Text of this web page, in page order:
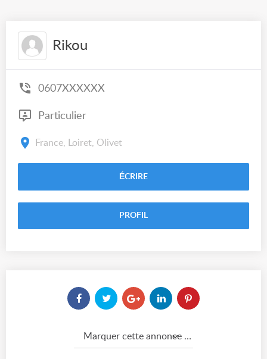
Rikou
0607XXXXXX
Particulier
France, Loiret, Olivet
ÉCRIRE
PROFIL
Marquer cette annonce comme...